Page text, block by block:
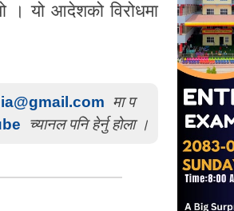
। यो आदेशको विरोधमा
मा प
च्यानल पनि हेर्नु होला ।